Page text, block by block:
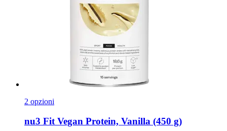
2 opzioni
nu3 Fit Vegan Protein, Vanilla (450 g)